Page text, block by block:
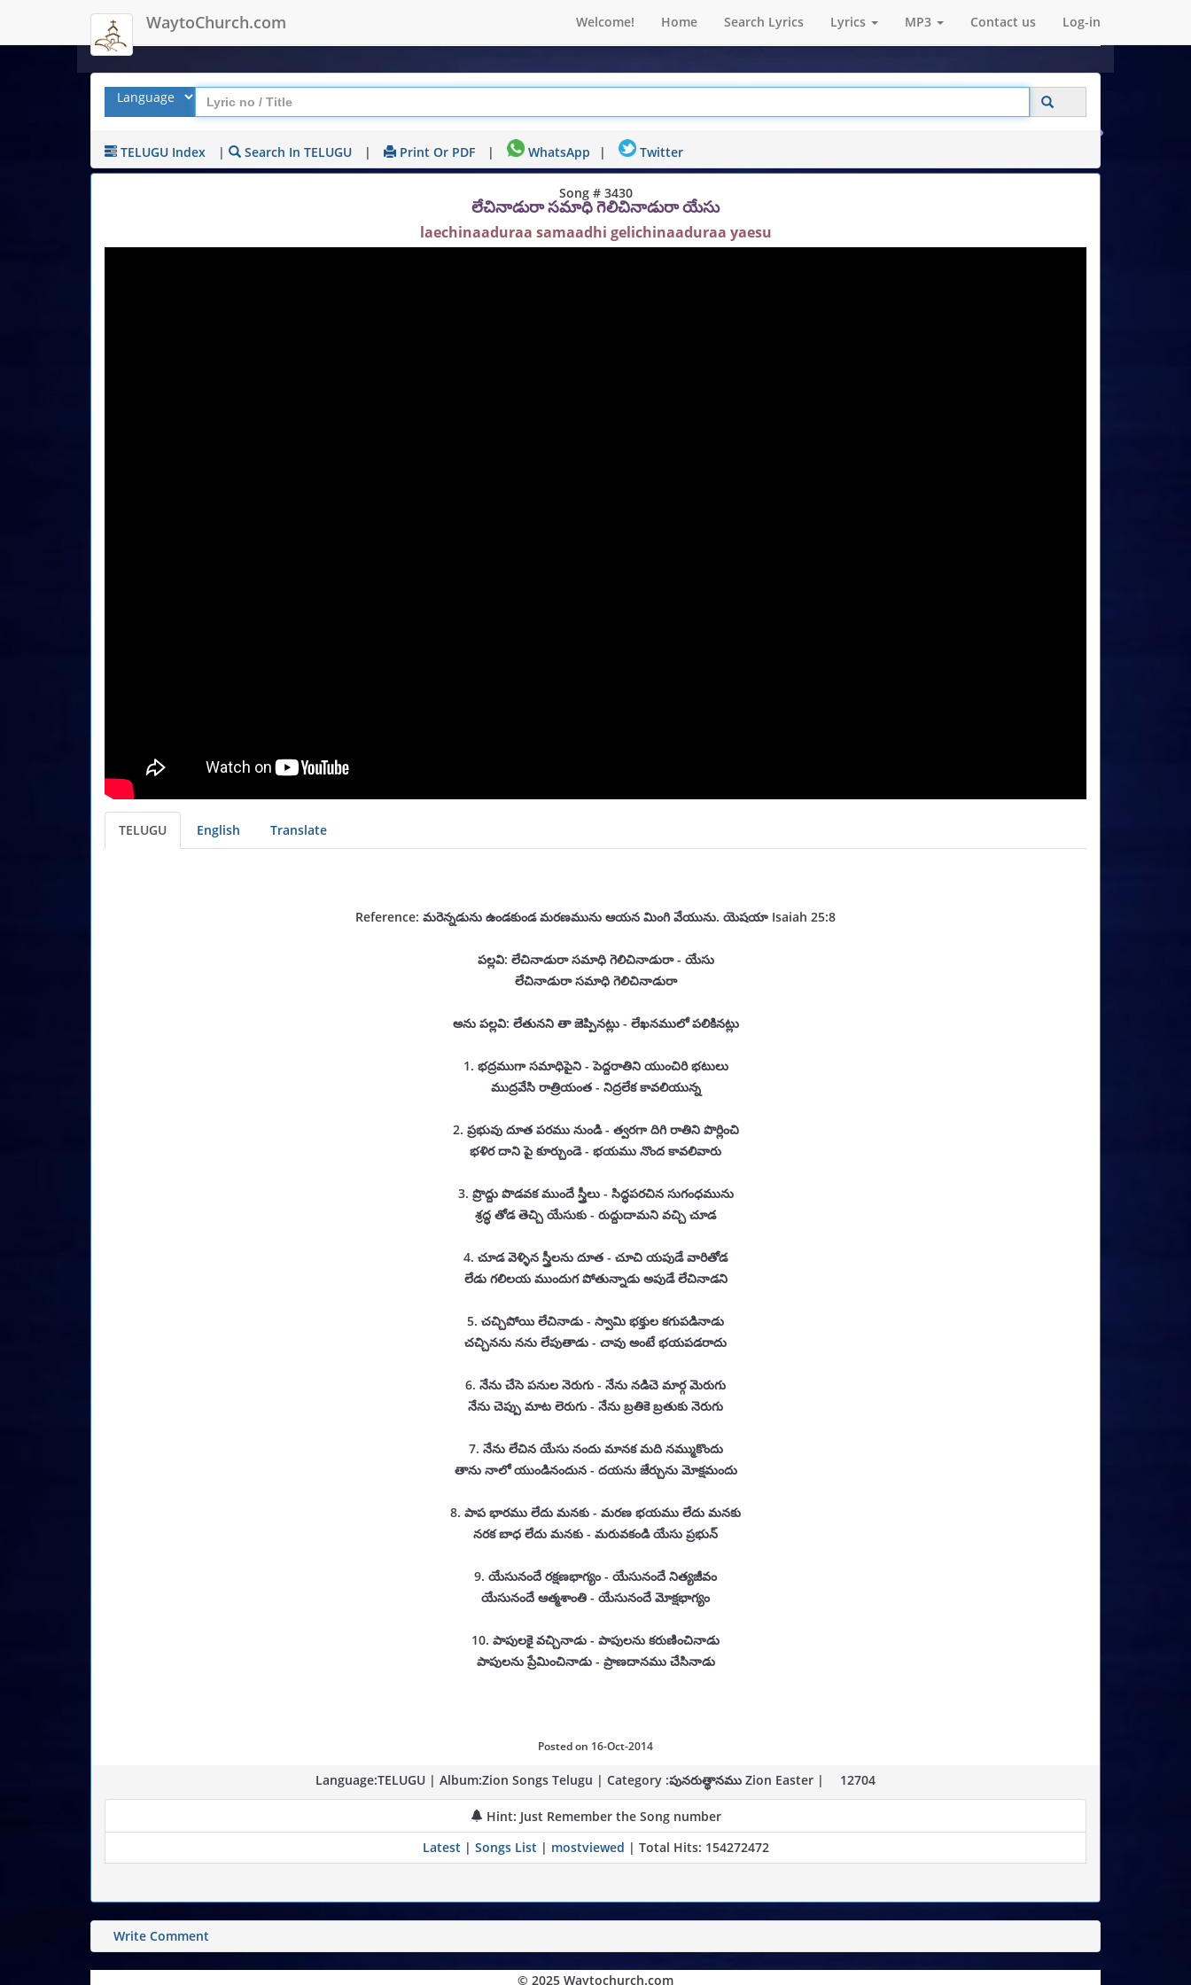
WaytoChurch.com Welcome! Home Search Lyrics Lyrics MP3 Contact us Log-in
TELUGU Index | Search In TELUGU | Print Or PDF | WhatsApp | Twitter
Song # 3430
లేచినాడురా సమాధి గెలిచినాడురా యేసు
laechinaaduraa samaadhi gelichinaaduraa yaesu
TELUGU English Translate
Reference: మరెన్నడును ఉండకుండ మరణమును ఆయన మింగి వేయును. యెషయా Isaiah 25:8
పల్లవి: లేచినాడురా సమాధి గెలిచినాడురా - యేసు
లేచినాడురా సమాధి గెలిచినాడురా
అను పల్లవి: లేతునని తా జెప్పినట్లు - లేఖనములో పలికినట్లు
1. భద్రముగా సమాధిపైని - పెద్దరాతిని యుంచిరి భటులు
ముద్రవేసి రాత్రియంత - నిద్రలేక కావలియున్న
2. ప్రభువు దూత పరము నుండి - త్వరగా దిగి రాతిని పొర్లించి
భళిర దాని పై కూర్చుండె - భయము నొంద కావలివారు
3. ప్రొద్దు పొడవక ముందే స్త్రీలు - సిద్ధపరచిన సుగంధమును
శ్రద్ధ తోడ తెచ్చి యేసుకు - రుద్దుదామని వచ్చి చూడ
4. చూడ వెళ్ళిన స్త్రీలను దూత - చూచి యపుడే వారితోడ
లేడు గలిలయ ముందుగ పోతున్నాడు అపుడే లేచినాడని
5. చచ్చిపోయి లేచినాడు - స్వామి భక్తుల కగుపడినాడు
చచ్చినను నను లేపుతాడు - చావు అంటే భయపడరాదు
6. నేను చేసె పనుల నెరుగు - నేను నడిచె మార్గ మెరుగు
నేను చెప్పు మాట లెరుగు - నేను బ్రతికె బ్రతుకు నెరుగు
7. నేను లేచిన యేసు నందు మానక మది నమ్ముకొందు
తాను నాలో యుండినందున - దయను జేర్చును మోక్షమందు
8. పాప భారము లేదు మనకు - మరణ భయము లేదు మనకు
నరక బాధ లేదు మనకు - మరువకండి యేసు ప్రభున్
9. యేసునందే రక్షణభాగ్యం - యేసునందే నిత్యజీవం
యేసునందే ఆత్మశాంతి - యేసునందే మోక్షభాగ్యం
10. పాపులకై వచ్చినాడు - పాపులను కరుణించినాడు
పాపులను ప్రేమించినాడు - ప్రాణదానము చేసినాడు
Posted on 16-Oct-2014
Language:TELUGU | Album:Zion Songs Telugu | Category :పునరుత్థానము Zion Easter | 12704
Hint: Just Remember the Song number
Latest | Songs List| mostviewed | Total Hits: 154272472
Write Comment
© 2025 Waytochurch.com